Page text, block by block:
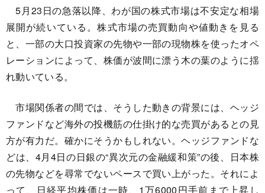
5月23日の急落以降、わが国の株式市場は不安定な相場
展開が続いている。株式市場の売買動向や値動きを見る
と、一部の大口投資家の先物や一部の現物株を使ったオペ
レーションによって、株価が波間に漂う木の葉のように揺
れ動いている。
市場関係者の間では、そうした動きの背景には、ヘッジ
ファンドなど海外の投機筋の仕掛け的な売買があるとの見
方が有力だ。確かにそうかもしれない。ヘッジファンドな
どは、4月4日の日銀の“異次元の金融緩和策”の後、日本株
の先物などを尋常でないペースで買い上がった。それによ
って、日経平均株価は一時、1万6000円手前まで上昇し